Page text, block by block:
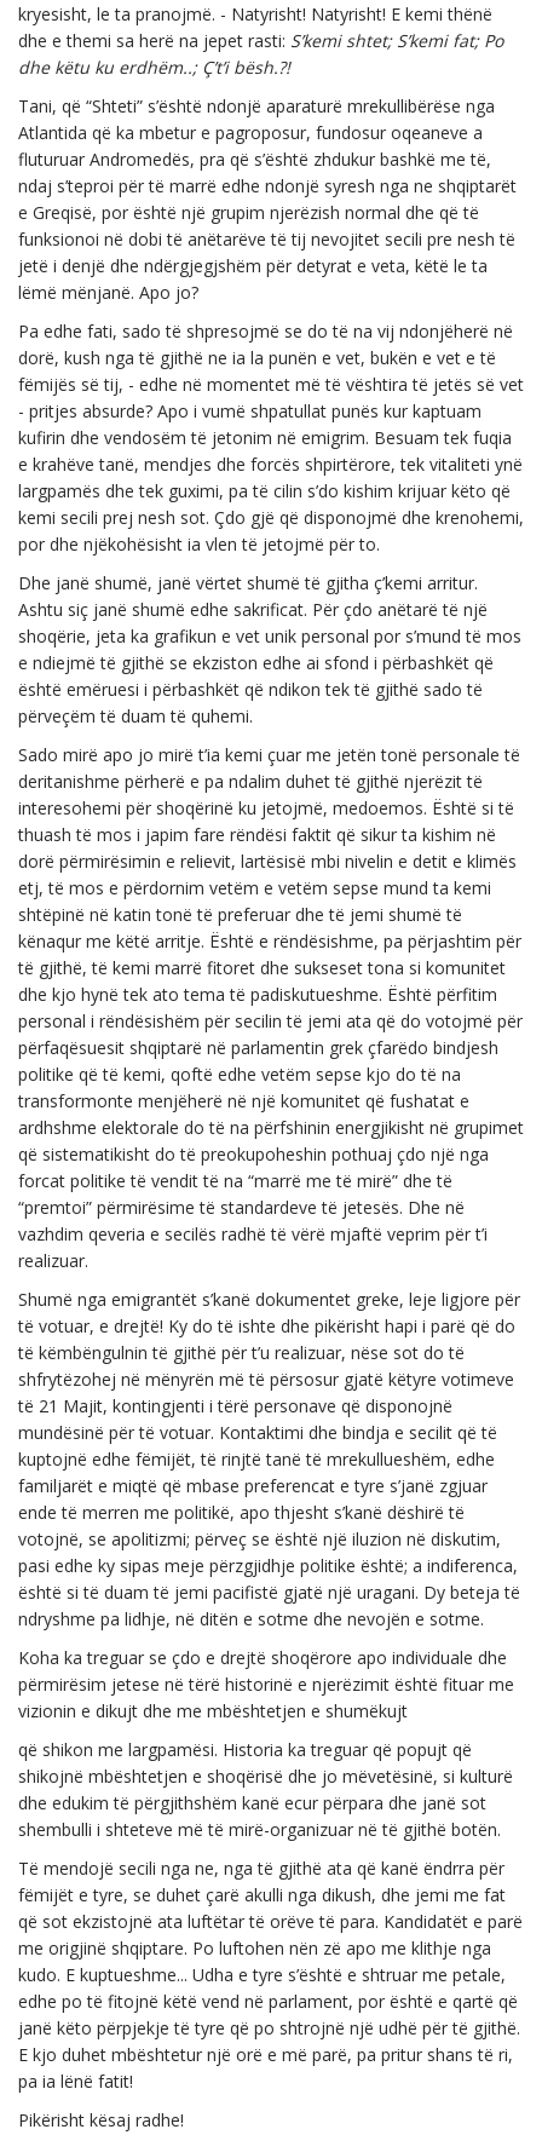
kryesisht, le ta pranojmë. - Natyrisht! Natyrisht! E kemi thënë
dhe e themi sa herë na jepet rasti: S’kemi shtet; S’kemi fat; Po
dhe këtu ku erdhëm..; Ç’t’i bësh.?!
Tani, që “Shteti” s’është ndonjë aparaturë mrekullibërëse nga
Atlantida që ka mbetur e pagroposur, fundosur oqeaneve a
fluturuar Andromedës, pra që s’është zhdukur bashkë me të,
ndaj s’teproi për të marrë edhe ndonjë syresh nga ne shqiptarët
e Greqisë, por është një grupim njerëzish normal dhe që të
funksionoi në dobi të anëtarëve të tij nevojitet secili pre nesh të
jetë i denjë dhe ndërgjegjshëm për detyrat e veta, këtë le ta
lëmë mënjanë. Apo jo?
Pa edhe fati, sado të shpresojmë se do të na vij ndonjëherë në
dorë, kush nga të gjithë ne ia la punën e vet, bukën e vet e të
fëmijës së tij, - edhe në momentet më të vështira të jetës së vet
- pritjes absurde? Apo i vumë shpatullat punës kur kaptuam
kufirin dhe vendosëm të jetonim në emigrim. Besuam tek fuqia
e krahëve tanë, mendjes dhe forcës shpirtërore, tek vitaliteti ynë
largpamës dhe tek guximi, pa të cilin s’do kishim krijuar këto që
kemi secili prej nesh sot. Çdo gjë që disponojmë dhe krenohemi,
por dhe njëkohësisht ia vlen të jetojmë për to.
Dhe janë shumë, janë vërtet shumë të gjitha ç’kemi arritur.
Ashtu siç janë shumë edhe sakrificat. Për çdo anëtarë të një
shoqërie, jeta ka grafikun e vet unik personal por s’mund të mos
e ndiejmë të gjithë se ekziston edhe ai sfond i përbashkët që
është emëruesi i përbashkët që ndikon tek të gjithë sado të
përveçëm të duam të quhemi.
Sado mirë apo jo mirë t’ia kemi çuar me jetën tonë personale të
deritanishme përherë e pa ndalim duhet të gjithë njerëzit të
interesohemi për shoqërinë ku jetojmë, medoemos. Është si të
thuash të mos i japim fare rëndësi faktit që sikur ta kishim në
dorë përmirësimin e relievit, lartësisë mbi nivelin e detit e klimës
etj, të mos e përdornim vetëm e vetëm sepse mund ta kemi
shtëpinë në katin tonë të preferuar dhe të jemi shumë të
kënaqur me këtë arritje. Është e rëndësishme, pa përjashtim për
të gjithë, të kemi marrë fitoret dhe sukseset tona si komunitet
dhe kjo hynë tek ato tema të padiskutueshme. Është përfitim
personal i rëndësishëm për secilin të jemi ata që do votojmë për
përfaqësuesit shqiptarë në parlamentin grek çfarëdo bindjesh
politike që të kemi, qoftë edhe vetëm sepse kjo do të na
transformonte menjëherë në një komunitet që fushatat e
ardhshme elektorale do të na përfshinin energjikisht në grupimet
që sistematikisht do të preokupoheshin pothuaj çdo një nga
forcat politike të vendit të na “marrë me të mirë” dhe të
“premtoi” përmirësime të standardeve të jetesës. Dhe në
vazhdim qeveria e secilës radhë të vërë mjaftë veprim për t’i
realizuar.
Shumë nga emigrantët s’kanë dokumentet greke, leje ligjore për
të votuar, e drejtë! Ky do të ishte dhe pikërisht hapi i parë që do
të këmbëngulnin të gjithë për t’u realizuar, nëse sot do të
shfrytëzohej në mënyrën më të përsosur gjatë këtyre votimeve
të 21 Majit, kontingjenti i tërë personave që disponojnë
mundësinë për të votuar. Kontaktimi dhe bindja e secilit që të
kuptojnë edhe fëmijët, të rinjtë tanë të mrekullueshëm, edhe
familjarët e miqtë që mbase preferencat e tyre s’janë zgjuar
ende të merren me politikë, apo thjesht s’kanë dëshirë të
votojnë, se apolitizmi; përveç se është një iluzion në diskutim,
pasi edhe ky sipas meje përzgjidhje politike është; a indiferenca,
është si të duam të jemi pacifistë gjatë një uragani. Dy beteja të
ndryshme pa lidhje, në ditën e sotme dhe nevojën e sotme.
Koha ka treguar se çdo e drejtë shoqërore apo individuale dhe
përmirësim jetese në tërë historinë e njerëzimit është fituar me
vizionin e dikujt dhe me mbështetjen e shumëkujt
që shikon me largpamësi. Historia ka treguar që popujt që
shikojnë mbështetjen e shoqërisë dhe jo mëvetësinë, si kulturë
dhe edukim të përgjithshëm kanë ecur përpara dhe janë sot
shembulli i shteteve më të mirë-organizuar në të gjithë botën.
Të mendojë secili nga ne, nga të gjithë ata që kanë ëndrra për
fëmijët e tyre, se duhet çarë akulli nga dikush, dhe jemi me fat
që sot ekzistojnë ata luftëtar të orëve të para. Kandidatët e parë
me origjinë shqiptare. Po luftohen nën zë apo me klithje nga
kudo. E kuptueshme... Udha e tyre s’është e shtruar me petale,
edhe po të fitojnë këtë vend në parlament, por është e qartë që
janë këto përpjekje të tyre që po shtrojnë një udhë për të gjithë.
E kjo duhet mbështetur një orë e më parë, pa pritur shans të ri,
pa ia lënë fatit!
Pikërisht kësaj radhe!